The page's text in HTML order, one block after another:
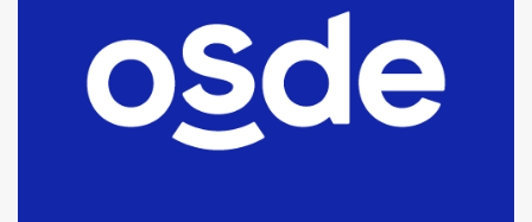
fueron detenidos por
comercialización de drogas en la
tarde del sábado
T.Lauquen: se vendió el edificio de
lo que fue la planta Industrial del